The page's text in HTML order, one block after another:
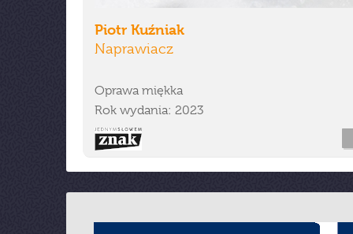
Piotr Kuźniak
Naprawiacz
Oprawa miękka
Rok wydania: 2023